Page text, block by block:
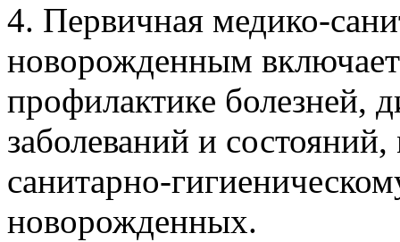
4. Первичная медико-
новорожденным
профилактике болезней,
заболеваний и
санитарно-
новорожденных.